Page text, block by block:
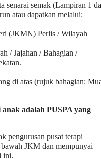
senarai semak (Lampiran 1
atau dapatkan melalui:
(JKMN) Perlis / Wilayah
/ Jajahan / Bahagian /
di atas (rujuk bahagian:
adalah PUSPA yang
pengurusan pusat terapi
JKM dan mempunyai
ini.